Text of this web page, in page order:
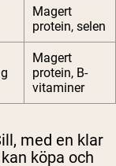
Magert
protein, selen
Magert
protein, B-
vitaminer
med en klar
köpa och